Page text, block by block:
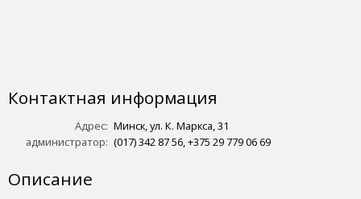
Контактная информация
Адрес: Минск, ул. К. Маркса, 31
администратор: (017) 342 87 56, +375 29 779 06 69
Описание